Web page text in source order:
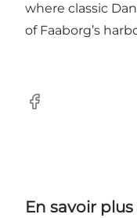
where classic
of Faaborg’s
Facebook
En savoir plus